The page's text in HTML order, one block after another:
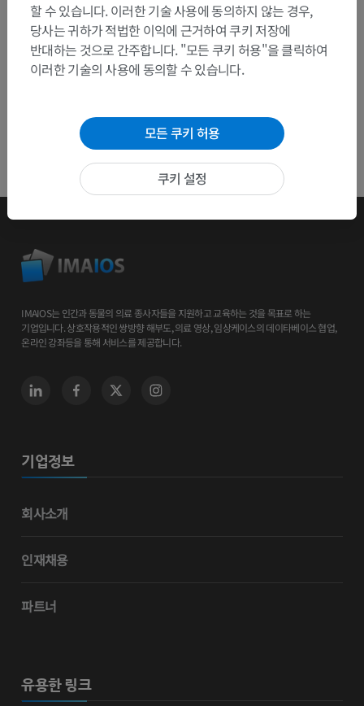
앱 다운로드
IMAIOS는 인간과 동물의 의료 종사자들을 지원하고 교육하는 것을 목표로 하는
기업입니다. 상호작용적인 쌍방향 해부도, 의료 영상, 임상케이스의 데이타베이스 협업,
온라인 강좌등을 통해 서비스를 제공합니다.
기업정보
회사소개
인재채용
파트너
유용한 링크
할 수 있습니다. 이러한 기술 사용에 동의하지 않는 경우,
당사는 귀하가 적법한 이익에 근거하여 쿠키 저장에
반대하는 것으로 간주합니다. "모든 쿠키 허용"을 클릭하여
이러한 기술의 사용에 동의할 수 있습니다.
모든 쿠키 허용
쿠키 설정